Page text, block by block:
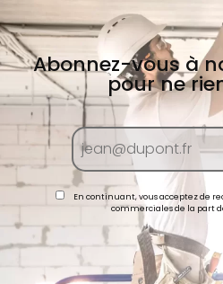
Abonnez-vous à
pour ne
En continuant, vous acceptez de
commerciales de la part